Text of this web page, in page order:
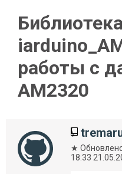
Библиотека
работы с
AM2320
★
18:33
Менеджер
shop@iarduino.ru
По техническим
Консультант